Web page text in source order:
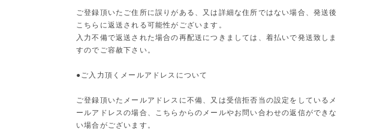
ご登録頂いたご住所に誤りがある、又は詳細な住所ではない場合、発送後
こちらに返送される可能性がございます。
入力不備で返送された場合の再配送につきましては、着払いで発送致しま
すのでご容赦下さい。
●ご入力頂くメールアドレスについて
ご登録頂いたメールアドレスに不備、又は受信拒否当の設定をしているメ
ールアドレスの場合、こちらからのメールやお問い合わせの返信ができな
い場合がございます。